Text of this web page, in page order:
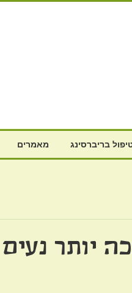
מאמרים בריברסינג
יותר נעים